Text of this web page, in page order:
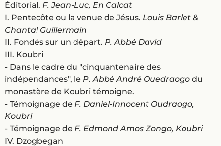
Éditorial. F. Jean-Luc, En Calcat
I. Pentecôte ou la venue de Jésus. Louis Barlet &
Chantal Guillermain
II. Fondés sur un départ. P. Abbé David
III. Koubri
- Dans le cadre du "cinquantenaire des
indépendances", le P. Abbé André Ouedraogo du
monastère de Koubri témoigne.
- Témoignage de F. Daniel-Innocent Oudraogo,
Koubri
- Témoignage de F. Edmond Amos Zongo, Koubri
IV. Dzogbegan